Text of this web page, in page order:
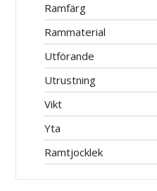
Ramfärg
Rammaterial
Utförande
Utrustning
Vikt
Yta
Ramtjocklek